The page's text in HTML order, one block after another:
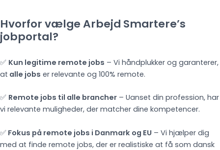
Hvorfor vælge Arbejd Smartere’s
jobportal?
✅ Kun legitime remote jobs – Vi håndplukker og garanterer,
at alle jobs er relevante og 100% remote.
✅ Remote jobs til alle brancher – Uanset din profession, har
vi relevante muligheder, der matcher dine kompetencer.
✅ Fokus på remote jobs i Danmark og EU – Vi hjælper dig
med at finde remote jobs, der er realistiske at få som dansk